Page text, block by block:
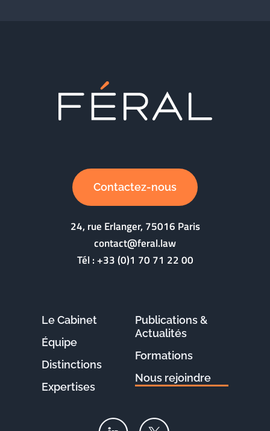
Contactez-nous
24, rue Erlanger, 75016 Paris
contact@feral.law
Tél :+33 (0)1 70 71 22 00
Le Cabinet
Équipe
Distinctions
Expertises
Publications &
Actualités
Formations
Nous rejoindre